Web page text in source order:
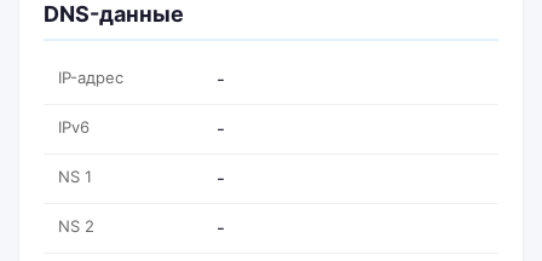
DNS-данные
IP-адрес -
IPv6 -
NS 1 -
NS 2 -